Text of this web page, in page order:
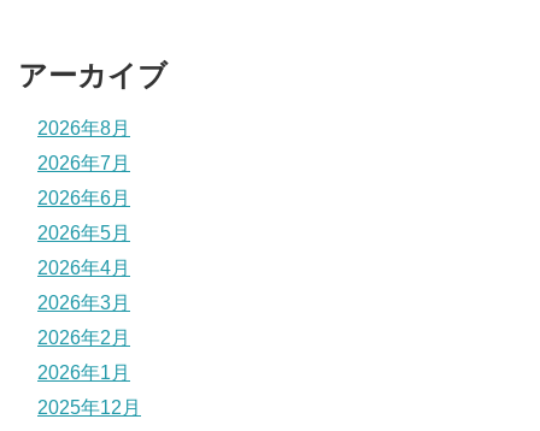
アーカイブ
2026年8月
2026年7月
2026年6月
2026年5月
2026年4月
2026年3月
2026年2月
2026年1月
2025年12月